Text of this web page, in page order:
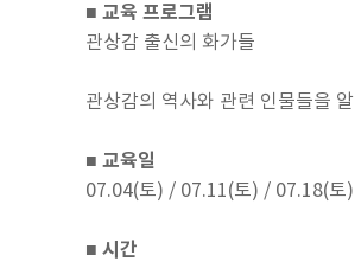
■ 교육 프로그램
관상감 출신의 화가들
관상감의 역사와 관련 인물들을
■ 교육일
07.04(토) / 07.11(토) / 07.18(토
■ 시간